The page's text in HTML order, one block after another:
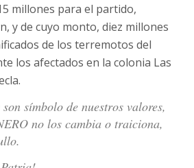
millones para el partido,
y de cuyo monto, diez millones
de los terremotos del
los afectados en la colonia Las
símbolo de nuestros valores,
no los cambia o traiciona,